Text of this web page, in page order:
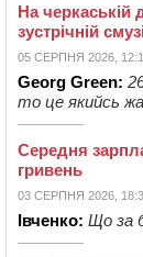
На черкаській
зустрічній
05 СЕРПНЯ 2026,
Georg Green:
то це якийсь
Середня
гривень
03 СЕРПНЯ 2026,
Івченко: Що за